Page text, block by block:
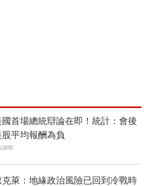
國首場總統辯論在即！統計：會後
股平均報酬為負
新聞
克萊：地緣政治風險已回到冷戰時